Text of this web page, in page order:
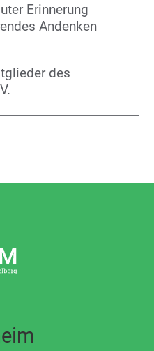
Erinnerung
Andenken
des